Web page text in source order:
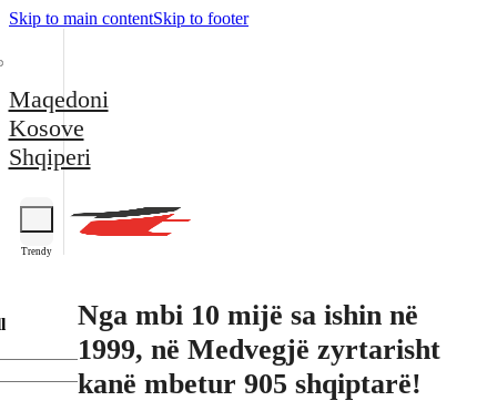
Skip to main contentSkip to footer
Maqedoni
Kosove
Shqiperi
Trendy
Nga mbi 10 mijë sa ishin në
1999, në Medvegjë zyrtarisht
kanë mbetur 905 shqiptarë!